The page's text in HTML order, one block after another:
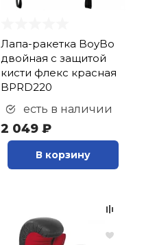
Лапа-ракетка BoyBo
двойная с защитой
кисти флекс красная
BPRD220
есть в наличии
2 049 ₽
В корзину